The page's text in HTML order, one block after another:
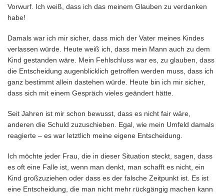
Vorwurf. Ich weiß, dass ich das meinem Glauben zu verdanken
habe!
Damals war ich mir sicher, dass mich der Vater meines Kindes
verlassen würde. Heute weiß ich, dass mein Mann auch zu dem
Kind gestanden wäre. Mein Fehlschluss war es, zu glauben, dass
die Entscheidung augenblicklich getroffen werden muss, dass ich
ganz bestimmt allein dastehen würde. Heute bin ich mir sicher,
dass sich mit einem Gespräch vieles geändert hätte.
Seit Jahren ist mir schon bewusst, dass es nicht fair wäre,
anderen die Schuld zuzuschieben. Egal, wie mein Umfeld damals
reagierte – es war letztlich meine eigene Entscheidung.
Ich möchte jeder Frau, die in dieser Situation steckt, sagen, dass
es oft eine Falle ist, wenn man denkt, man schafft es nicht, ein
Kind großzuziehen oder dass es der falsche Zeitpunkt ist. Es ist
eine Entscheidung, die man nicht mehr rückgängig machen kann